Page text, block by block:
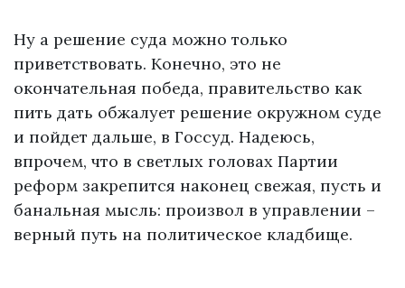
Ну а решение суда можно только
приветствовать. Конечно, это не
окончательная победа, правительство как
пить дать обжалует решение окружном суде
и пойдет дальше, в Госсуд. Надеюсь,
впрочем, что в светлых головах Партии
реформ закрепится наконец свежая, пусть и
банальная мысль: произвол в управлении –
верный путь на политическое кладбище.